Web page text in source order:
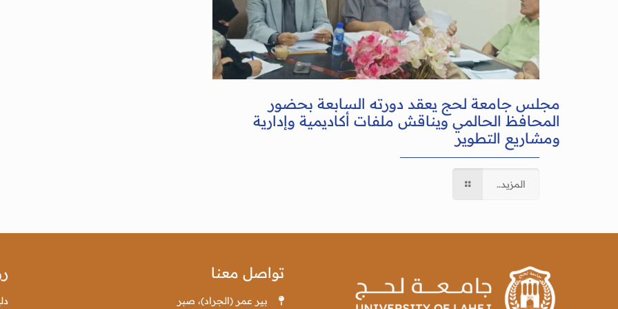
مجلس جامعة لحج يعقد دورته السابعة بحضور
المحافظ الحالمي ويناقش ملفات أكاديمية وإدارية
ومشاريع التطوير
المزيد..
تواصل معنا
بير عمر (الجراد)، صبر